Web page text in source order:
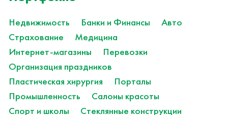
Недвижимость Банки и Финансы
Авто
Страхование
Медицина
Интернет-магазины
Перевозки
Организация праздников
Пластическая хирургия
Порталы
Промышленность
Салоны красоты
Спорт и школы
Стеклянные конструкции